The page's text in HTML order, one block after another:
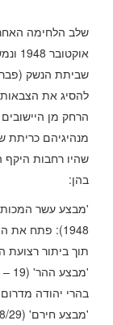
שלב הלחימה
להסיג את
הרחק מן
מנהיגיהם כריתת
שהיו רחבות היקף
בהן:
1948): פתח
תוך ביתור רצועת
בהרי יהודה